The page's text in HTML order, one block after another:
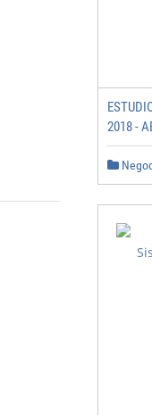
2018 -